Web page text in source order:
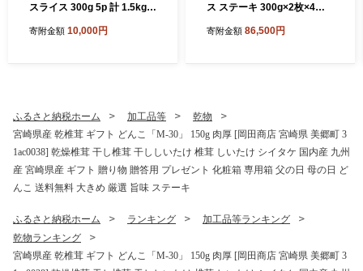
スライス 300g 5p 計 1.5kg
1as0113] 肉 精肉 国産 国産
寄附金額 10,000円
ス ステーキ 300g×2枚×4回
産業匠泰 宮崎県 美郷町 31be
届く 予約 ギフト プレゼント
寄附金額 86,500円
ふるさと納税ホーム 加工品等
乾物
宮崎県産 乾椎茸 ギフト どんこ「M-30」 150g 肉厚 [岡田商店 宮崎県 美郷町 3
1ac0038] 乾燥椎茸 干し椎茸 干ししいたけ 椎茸 しいたけ シイタケ 国内産 九州
産 宮崎県産 ギフト 贈り物 贈答用 プレゼント 化粧箱 専用箱 父の日 母の日 ど
んこ 送料無料 大きめ 厳選 旨味 ステーキ
ふるさと納税ホーム ランキング
加工品等ランキング
乾物ランキング
宮崎県産 乾椎茸 ギフト どんこ「M-30」 150g 肉厚 [岡田商店 宮崎県 美郷町 3